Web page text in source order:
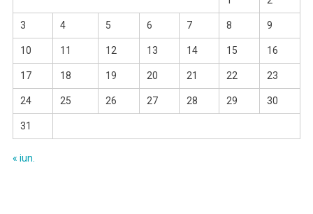
3 4 5 6 7 8 9
10 11 12 13 14 15 16
17 18 19 20 21 22 23
24 25 26 27 28 29 30
31
« iun.